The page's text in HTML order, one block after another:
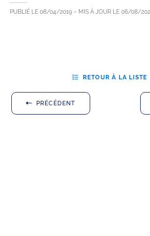
PUBLIÉ LE 08/04/2019 – MIS À JOUR LE 06/08/
PRÉCÉDENT
RETOUR À LA LISTE